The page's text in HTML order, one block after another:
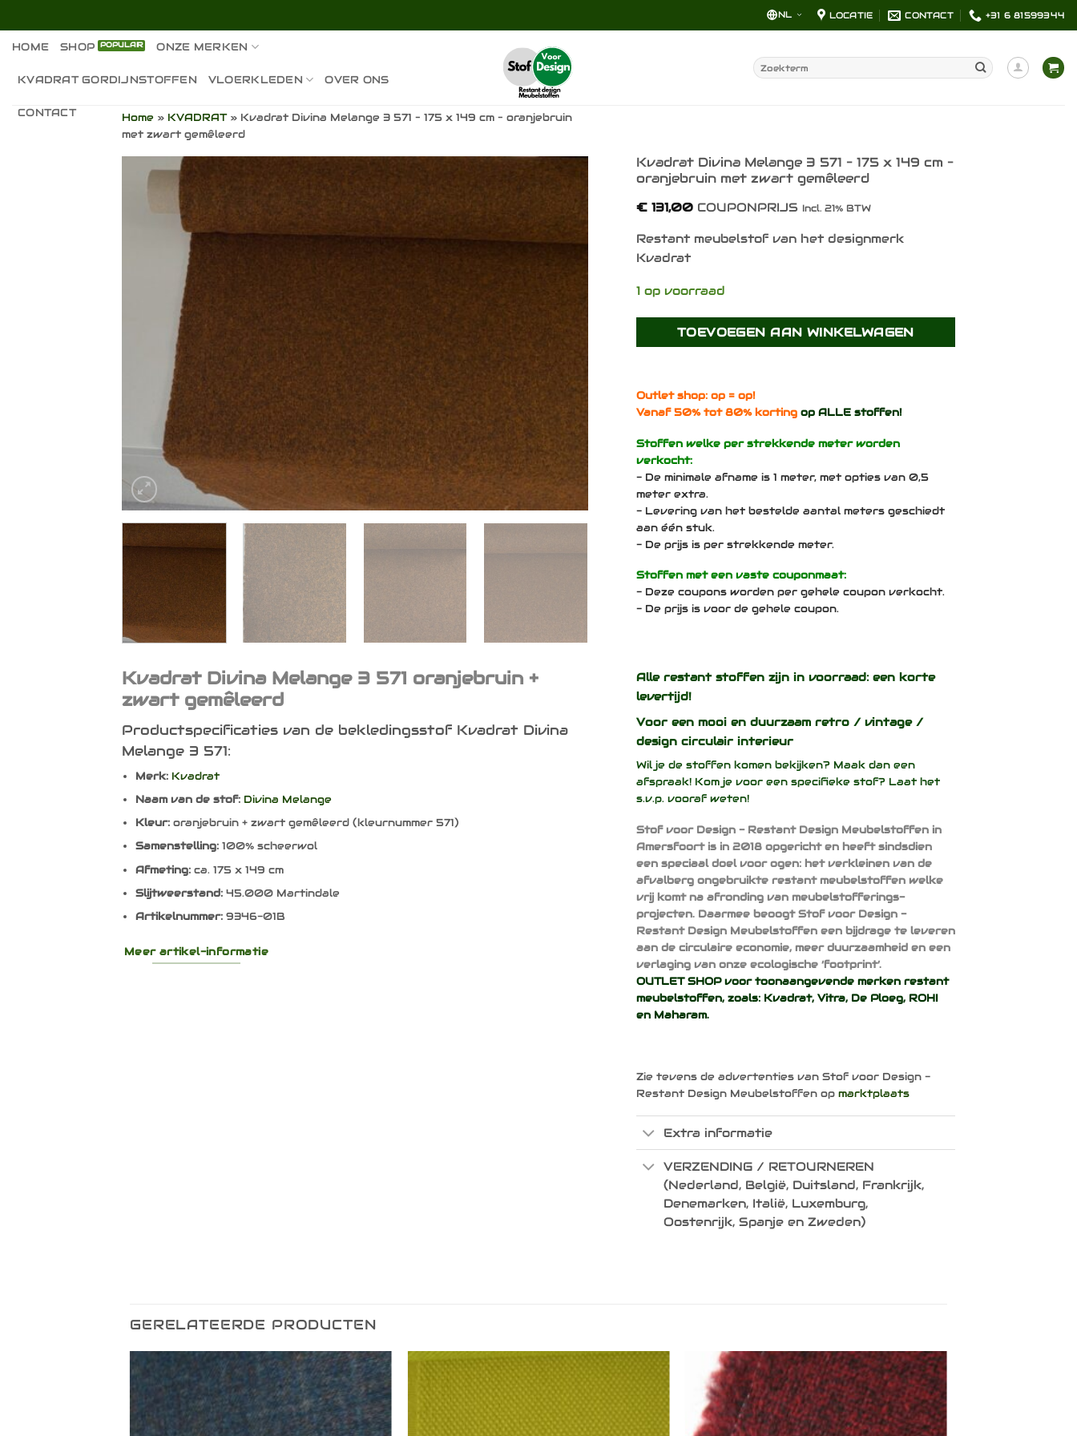
inhoud
NL LOCATIE CONTACT +31 6 81599344
HOME SHOP ONZE MERKEN
KVADRAT GORDIJNSTOFFEN VLOERKLEDEN OVER ONS
CONTACT
Zoeken
naar:
Home » KVADRAT» Kvadrat Divina Melange 3 571 – 175 x 149 cm – oranjebruin
met zwart gemêleerd
Toevoegen
Kvadrat Divina Melange 3 571 – 175 x 149 cm –
oranjebruin met zwart gemêleerd
€131,00COUPONPRIJS Incl. 21% BTW
Restant meubelstof van het designmerk
Kvadrat
1 op voorraad
TOEVOEGEN AAN WINKELWAGEN
Outlet shop: op = op!
Vanaf 50% tot 80% korting op ALLE stoffen!
Stoffen welke per strekkende meter worden
verkocht:
- De minimale afname is 1 meter, met opties van 0,5
meter extra.
- Levering van het bestelde aantal meters geschiedt
aan één stuk.
- De prijs is per strekkende meter.
Stoffen met een vaste couponmaat:
- Deze coupons worden per gehele coupon verkocht.
- De prijs is voor de gehele coupon.
Kvadrat Divina Melange 3 571 oranjebruin +
zwart gemêleerd
Productspecificaties van de bekledingsstof Kvadrat Divina
Melange 3 571:
Merk: Kvadrat
Naam van de stof: Divina Melange
Kleur: oranjebruin + zwart gemêleerd (kleurnummer 571)
Samenstelling:100% scheerwol
Afmeting: ca. 175 x 149 cm
Slijtweerstand: 45.000 Martindale
Artikelnummer: 9346-01B
Meer artikel-informatie
Alle restant stoffen zijn in voorraad: een korte
levertijd!
Voor een mooi en duurzaam retro / vintage /
design circulair interieur
Wil je de stoffen komen bekijken? Maak dan een
afspraak! Kom je voor een specifieke stof? Laat het
s.v.p. vooraf weten!
Stof voor Design - Restant Design Meubelstoffen in
Amersfoort is in 2018 opgericht en heeft sindsdien
een speciaal doel voor ogen: het verkleinen van de
afvalberg ongebruikte restant meubelstoffen welke
vrij komt na afronding van meubelstofferings-
projecten. Daarmee beoogt Stof voor Design -
Restant Design Meubelstoffen een bijdrage te leveren
aan de circulaire economie, meer duurzaamheid en een
verlaging van onze ecologische ‘footprint’.
OUTLET SHOP voor toonaangevende merken restant
meubelstoffen, zoals: Kvadrat, Vitra, De Ploeg, ROHI
en Maharam.
Zie tevens de advertenties van Stof voor Design -
Restant Design Meubelstoffen op marktplaats
Extra informatie
VERZENDING / RETOURNEREN
(Nederland, België, Duitsland, Frankrijk,
Denemarken, Italië, Luxemburg,
Oostenrijk, Spanje en Zweden)
GERELATEERDE PRODUCTEN
Toevoegen
aan
verlanglijst
Toevoegen
aan
verlanglijst
Toevoegen
aan
verlanglijst